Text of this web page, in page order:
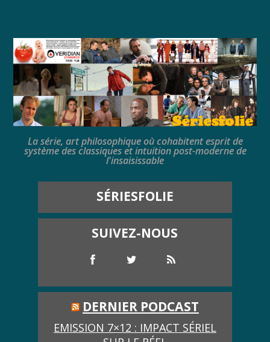
La série, art philosophique où cohabitent esprit de
système des classiques et intuition post-moderne de
l'insaisissable
SÉRIESFOLIE
SUIVEZ-NOUS
DERNIER PODCAST
EMISSION 7×12 : IMPACT SÉRIEL